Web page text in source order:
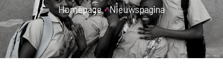
Homepage • Nieuwspagina